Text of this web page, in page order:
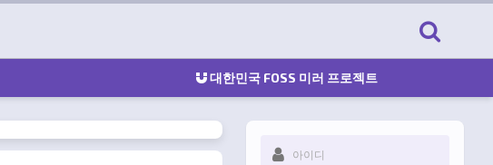
대한민국 FOSS 미러 프로젝트